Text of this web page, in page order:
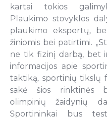
kartai tokios
Plaukimo stovyklos
plaukimo ekspertų,
žiniomis bei patirtimi.
ne tik fizinį darbą, bet
informacijos apie
taktiką, sportinių tikslų
sakė šios rinktinės
olimpinių žaidynių
Sportininkai bus